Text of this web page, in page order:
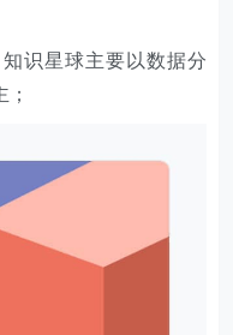
识星球主要以数据分